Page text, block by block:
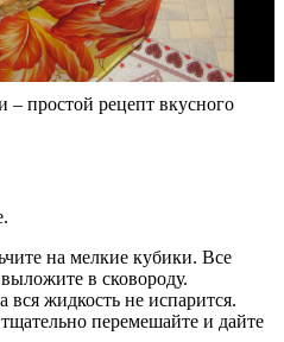
простой рецепт вкусного
на мелкие кубики. Все
в сковороду.
жидкость не испарится.
перемешайте и дайте